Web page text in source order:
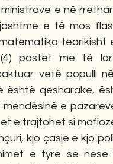
e në
e të mos
teorikisht
postet me të
vetë populli
është qesharake,
mendësinë e
e trajtohet si
kjo çasje e kjo
e tyre se